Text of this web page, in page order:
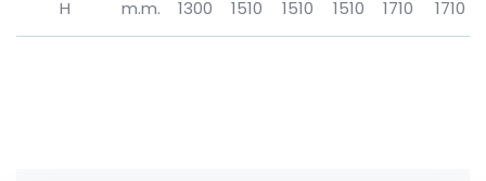
H m.m. 1300 1510 1510 1510 1710 1710